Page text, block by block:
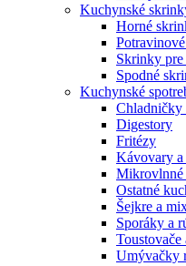
Kuchynské
Horné
Skrinky pre
Spodné
Kuchynské
Chladničky
Digestory
Fritézy
Kávovary a
Mikrovlnné
Ostatné
Šejkre a
Sporáky a
Umývačky